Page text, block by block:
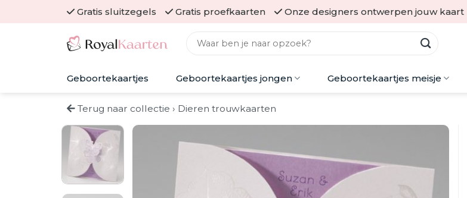
Gratis sluitzegels Gratis proefkaarten Onze designers ontwerpen jouw kaart
Geboortekaartjes Geboortekaartjes jongen Geboortekaartjes meisje
Terug naar collectie › Dieren trouwkaarten